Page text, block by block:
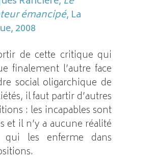
émancipé, La
2008
de cette critique qui
finalement l’autre face
social oligarchique de
il faut partir d’autres
: les incapables sont
et il n’y a aucune réalité
qui les enferme dans